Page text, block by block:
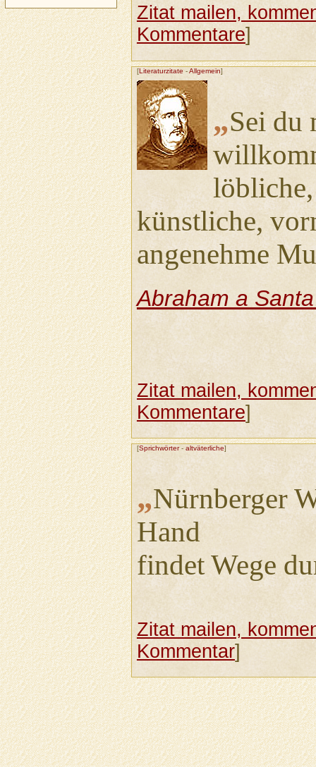
Zitat mailen,
Kommentare]
[Literaturzitate -Allgemein]
„Sei du
künstliche,
angenehme
Abraham a
Zitat mailen,
Kommentare]
[Sprichwörter- altväterliche]
„Nürnberger
Hand
findet Wege
Zitat mailen,
Kommentar]